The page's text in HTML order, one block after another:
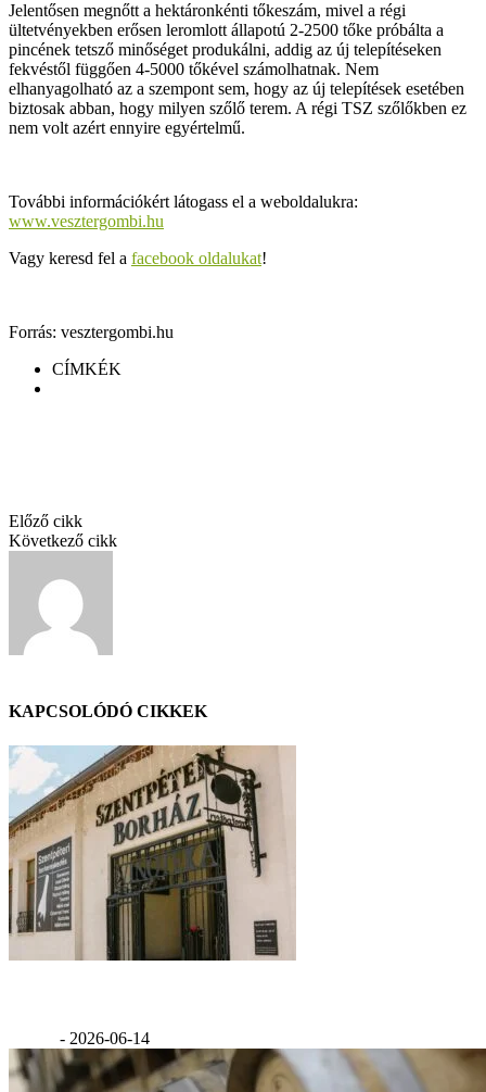
Jelentősen megnőtt a hektáronkénti tőkeszám, mivel a régi
ültetvényekben erősen leromlott állapotú 2-2500 tőke próbálta a
pincének tetsző minőséget produkálni, addig az új telepítéseken
fekvéstől függően 4-5000 tőkével számolhatnak. Nem
elhanyagolható az a szempont sem, hogy az új telepítések esetében
biztosak abban, hogy milyen szőlő terem. A régi TSZ szőlőkben ez
nem volt azért ennyire egyértelmű.
További információkért látogass el a weboldalukra:
www.vesztergombi.hu
Vagy keresd fel a facebook oldalukat!
Forrás: vesztergombi.hu
CÍMKÉK
Előző cikk
Következő cikk
KAPCSOLÓDÓ CIKKEK
- 2026-06-14